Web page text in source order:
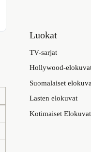
Luokat
TV-sarjat
Hollywood-
Suomalaiset
Lasten elokuvat
Kotimaiset Elokuvat